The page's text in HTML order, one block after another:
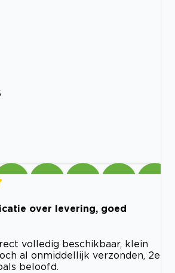
over levering, goed
volledig beschikbaar, klein
al onmiddellijk verzonden, 2e
beloofd.